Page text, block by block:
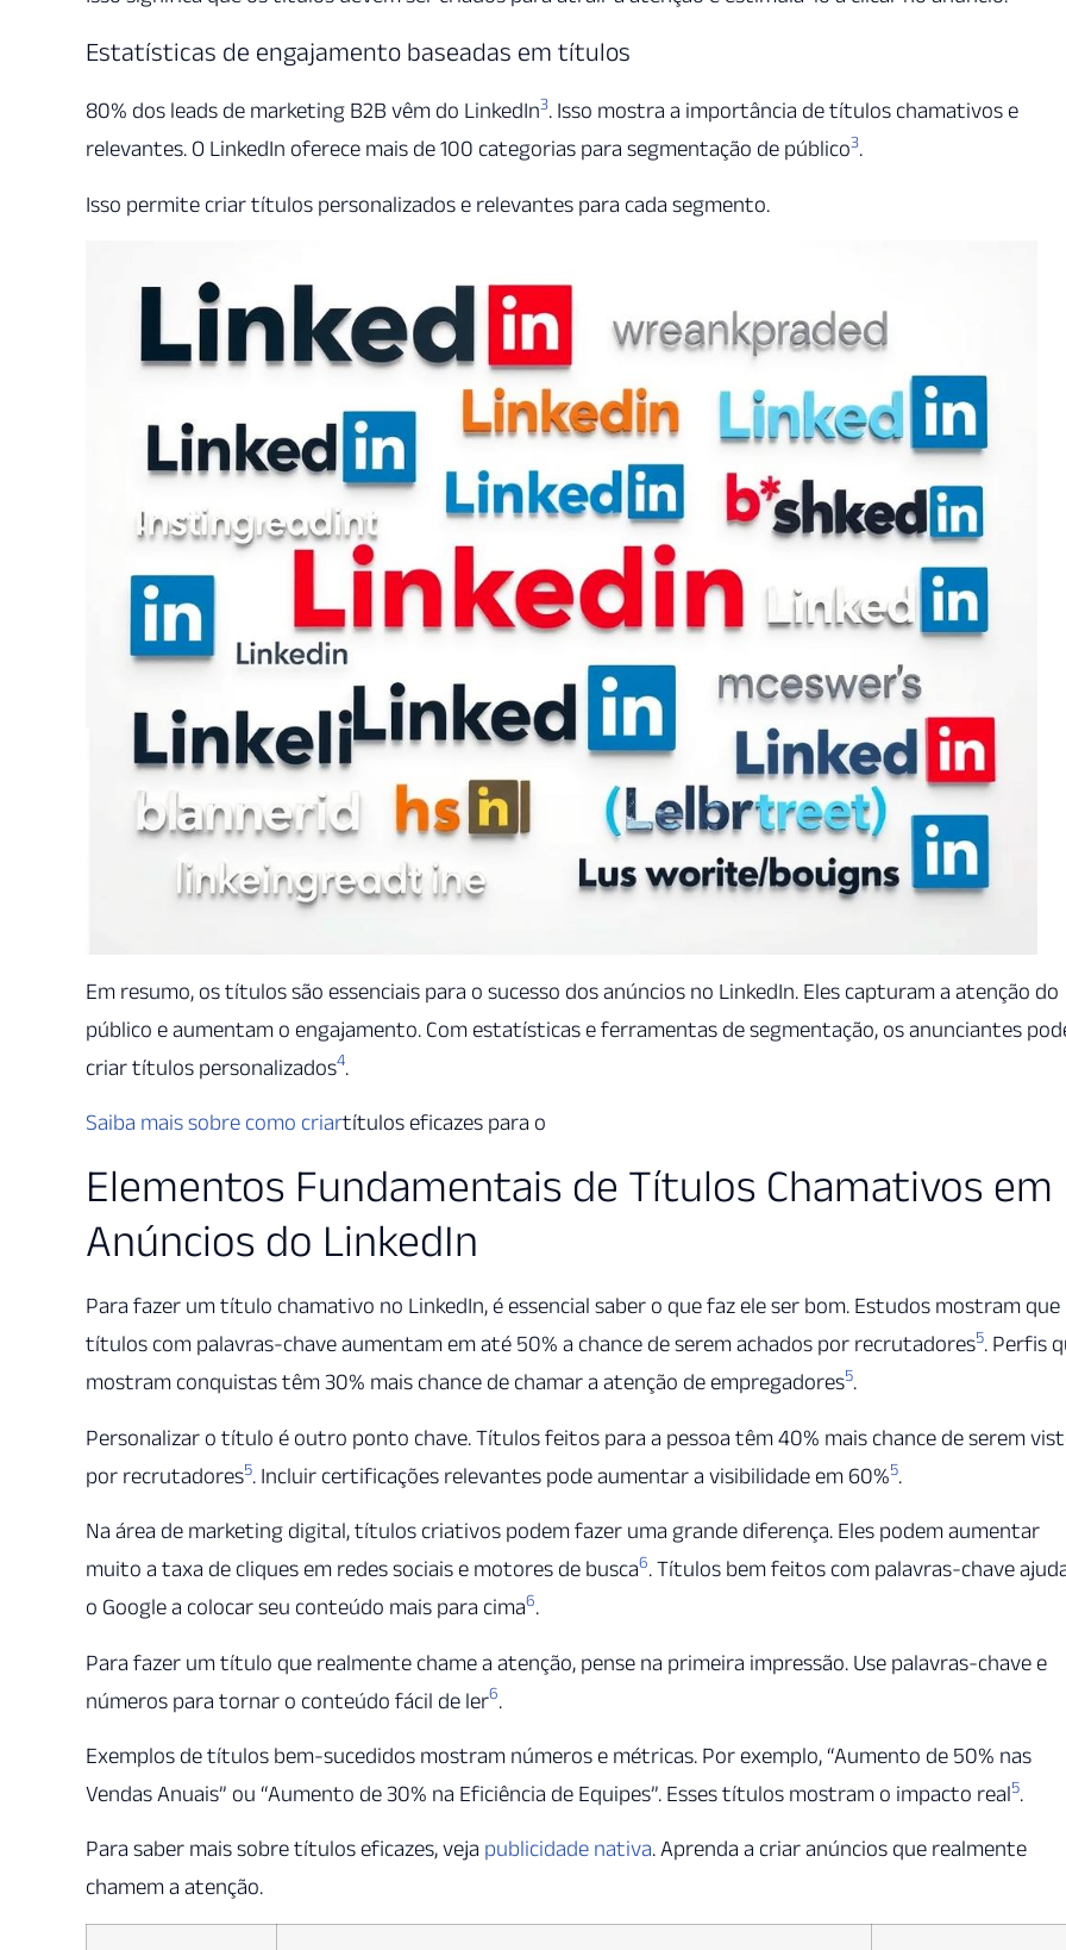
Estatísticas de engajamento baseadas em títulos
80% dos leads de marketing B2B vêm do LinkedIn3. Isso mostra a importância de títulos chamativos e
relevantes. O LinkedIn oferece mais de 100 categorias para segmentação de público3.
Isso permite criar títulos personalizados e relevantes para cada segmento.
Em resumo, os títulos são essenciais para o sucesso dos anúncios no LinkedIn. Eles capturam a atenção do
público e aumentam o engajamento. Com estatísticas e ferramentas de segmentação, os anunciantes
criar títulos personalizados4.
Saiba mais sobre como criartítulos eficazes para o
Elementos Fundamentais de Títulos Chamativos em
Anúncios do LinkedIn
Para fazer um título chamativo no LinkedIn, é essencial saber o que faz ele ser bom. Estudos mostram que
títulos com palavras-chave aumentam em até 50% a chance de serem achados por recrutadores5. Perfis
mostram conquistas têm 30% mais chance de chamar a atenção de empregadores5.
Personalizar o título é outro ponto chave. Títulos feitos para a pessoa têm 40% mais chance de serem
por recrutadores5. Incluir certificações relevantes pode aumentar a visibilidade em 60%5.
Na área de marketing digital, títulos criativos podem fazer uma grande diferença. Eles podem aumentar
muito a taxa de cliques em redes sociais e motores de busca6. Títulos bem feitos com palavras-chave
o Google a colocar seu conteúdo mais para cima6.
Para fazer um título que realmente chame a atenção, pense na primeira impressão. Use palavras-chave e
números para tornar o conteúdo fácil de ler6.
Exemplos de títulos bem-sucedidos mostram números e métricas. Por exemplo, “Aumento de 50% nas
Vendas Anuais” ou “Aumento de 30% na Eficiência de Equipes”. Esses títulos mostram o impacto real5.
Para saber mais sobre títulos eficazes, veja publicidade nativa. Aprenda a criar anúncios que realmente
chamem a atenção.